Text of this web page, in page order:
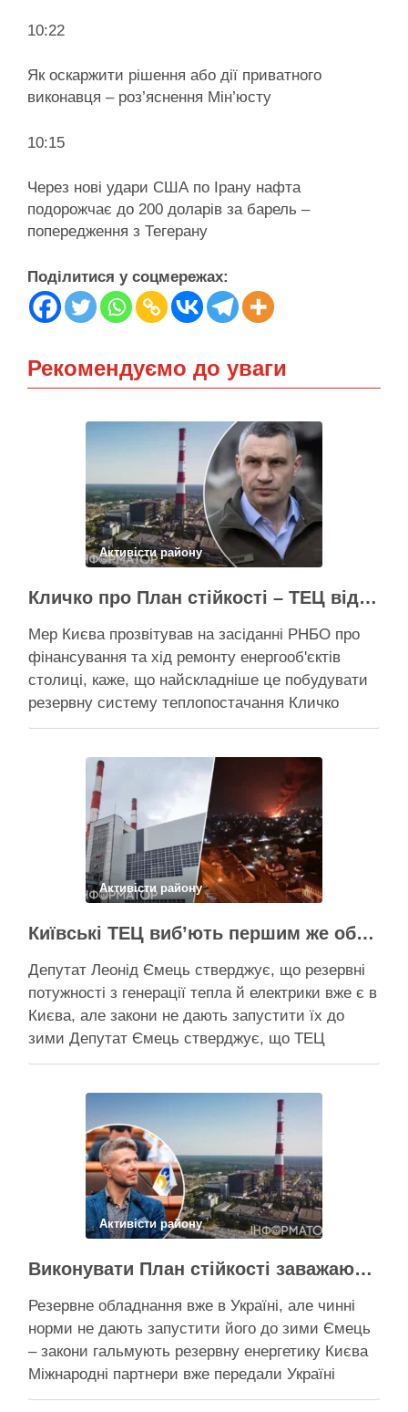
10:22
Як оскаржити рішення або дії приватного
виконавця – роз’яснення Мін’юсту
10:15
Через нові удари США по Ірану нафта
подорожчає до 200 доларів за барель –
попередження з Тегерану
Поділитися у соцмережах:
Рекомендуємо до уваги
Активісти району
Кличко про План стійкості – ТЕЦ відновили вже на 65%, будується захист ІІ рівня
Мер Києва прозвітував на засіданні РНБО про
фінансування та хід ремонту енергооб'єктів
столиці, каже, що найскладніше це побудувати
резервну систему теплопостачання Кличко
розповів про виконання Плану стійкості Києва на
пошкоджених енергооб’єктів на 65%, а на
потреби Плану стійкості столиця залучила
понад 10 млрд грн, …
Поділитися у соцмережах:
Активісти району
Київські ТЕЦ виб’ють першим же обстрілом, План стійкості не спрацює – депутат Київради Ємець
Депутат Леонід Ємець стверджує, що резервні
потужності з генерації тепла й електрики вже є в
Києва, але закони не дають запустити їх до
зими Депутат Ємець стверджує, що ТЕЦ
можуть бути знищені першим же ракетним
генерація тепла, але ввести її в експлуатацію
швидко не вийде …
Поділитися у соцмережах:
Активісти району
Виконувати План стійкості заважають законодавчі обмеження – депутат Київради
Резервне обладнання вже в Україні, але чинні
норми не дають запустити його до зими Ємець
– закони гальмують резервну енергетику Києва
Міжнародні партнери вже передали Україні
обладнання для резервного енергозабезпечення